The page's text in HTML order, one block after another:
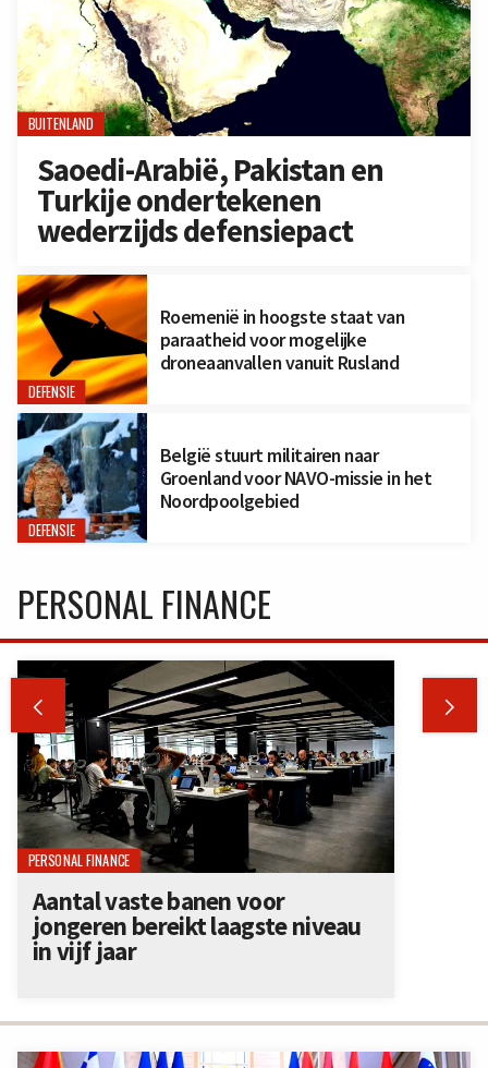
BUITENLAND
Saoedi-Arabië, Pakistan en
Turkije ondertekenen
wederzijds defensiepact
DEFENSIE
Roemenië in hoogste staat van
paraatheid voor mogelijke
droneaanvallen vanuit Rusland
DEFENSIE
België stuurt militairen naar
Groenland voor NAVO-missie in het
Noordpoolgebied
PERSONAL FINANCE
 
PERSONAL FINANCE
Aantal vaste banen voor
jongeren bereikt laagste niveau
in vijf jaar